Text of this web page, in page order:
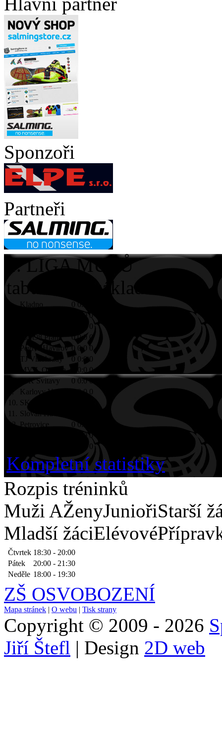
Sponzoři
Partneři
1. LIGA MUŽŮ
tabulka po základní části
1. Kladno 0 0:0
0:0 0
0
Start98 Praha 0 0:0 0
Pegres Havířov 0 0:0 0
TJ Vinohrady 0 0:0 0
MVIL Ostrava 0:0 0
FbK Svitavy 0 0:0 0
9.
Karlovy Vary 0 0:0 0
10.
SK Litvínov
11.
Slovan Havířov
12. Petrovice 0 0:0
0:0 0
0
Kompletní statistiky
Rozpis tréninků
Muži AŽenyJuniořiStarší
Mladší žáciElévové
Čtvrtek 18:30 - 20:00
Pátek
20:00 - 21:30
Neděle 18:00 - 19:30
ZŠ OSVOBOZENÍ
Mapa stránek | O webu | Tisk strany
Copyright © 2009 - 2026
Jiří Štefl | Design 2D web